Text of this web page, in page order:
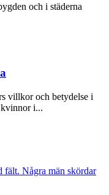
och i städerna
villkor och betydelse i
kvinnor i...